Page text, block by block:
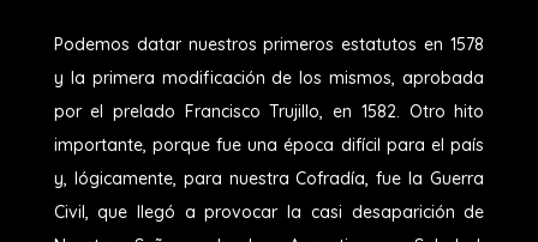
Podemos datar nuestros primeros estatutos en 1578
y la primera modificación de los mismos, aprobada
por el prelado Francisco Trujillo, en 1582. Otro hito
importante, porque fue una época difícil para el país
y, lógicamente, para nuestra Cofradía, fue la Guerra
Civil, que llegó a provocar la casi desaparición de